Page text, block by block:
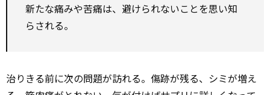
新たな痛みや苦痛は、避けられないことを思い知
らされる。
治りきる前に次の問題が訪れる。傷跡が残る、シミが増え